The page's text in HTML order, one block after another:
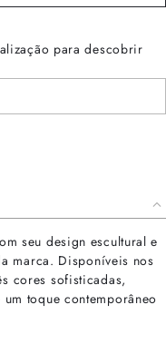
para descobrir
seu design escultural e
marca. Disponíveis nos
cores sofisticadas,
toque contemporâneo